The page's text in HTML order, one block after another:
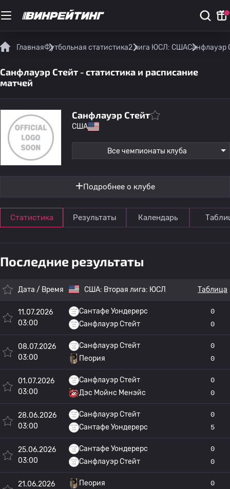
ГлавнаяФутбольная статистика2 лига ЮСЛ: СШАСанфлауэр
Санфлауэр Стейт - статистика и расписание
матчей
Санфлауэр Стейт
США
Все чемпионаты клуба
Подробнее о клубе
Статистика Результаты Календарь
Последние результаты
Дата / Время США: Вторая лига: ЮСЛ Таблица
11.07.2026
03:00
Сантафе Уондерерс
Санфлауэр Стейт
0
0
08.07.2026
03:00
Санфлауэр Стейт
Пеория
0
0
01.07.2026
03:00
Санфлауэр Стейт
Дэс Мойнс Менэйс
0
0
28.06.2026
03:00
Санфлауэр Стейт
Сантафе Уондерерс
0
5
25.06.2026
03:00
Сантафе Уондерерс
Санфлауэр Стейт
0
0
21.06.2026
Пеория
0